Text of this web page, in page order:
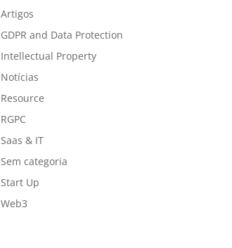
Artigos
GDPR and Data Protection
Intellectual Property
Notícias
Resource
RGPC
Saas & IT
Sem categoria
Start Up
Web3